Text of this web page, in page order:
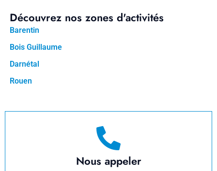
Découvrez nos zones d'activités
Barentin
Bois Guillaume
Darnétal
Rouen
Nous appeler